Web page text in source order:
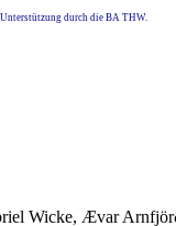
durch die BA THW.
Wicke, Ævar